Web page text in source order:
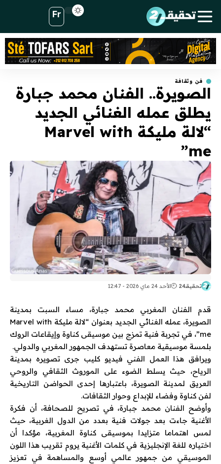
Fr
فن وثقافة
الصويرة.. الفنان محمد جبارة
يطلق عمله الغنائي الجديد
“لالة مليكة Marvel with
me”
تحقيقـ24 الأحد 24 ماي 2026 - 12:47
قدم الفنان المغربي محمد جبارة، مساء السبت بمدينة
الصويرة، عمله الغنائي الجديد بعنوان “لالة مليكة Marvel with
me”، في تجربة فنية تمزج بين موسيقى كناوة وإيقاعات الروك
بلمسة موسيقية معاصرة تستهدف الجمهور المغربي والدولي.
ويرافق هذا العمل الفني فيديو كليب جرى تصويره بمدينة
الرياح، حيث يسلط الضوء على الموروث الثقافي والروحي
العريق لمدينة الصويرة، باعتبارها إحدى الحواضن التاريخية
لفن كناوة وفضاء للإبداع وحوار الثقافات.
وأوضح الفنان محمد جبارة، في تصريح للصحافة، أن فكرة
الأغنية جاءت بعد جولات فنية بعدد من الدول الغربية، حيث
لمس اهتماما متزايدا بموسيقى كناوة المغربية، مؤكدا أن
اختياره للغة الإنجليزية في كلمات الأغنية يروم تقريب هذا اللون
الموسيقي من جمهور عالمي أوسع والمساهمة في تعزيز